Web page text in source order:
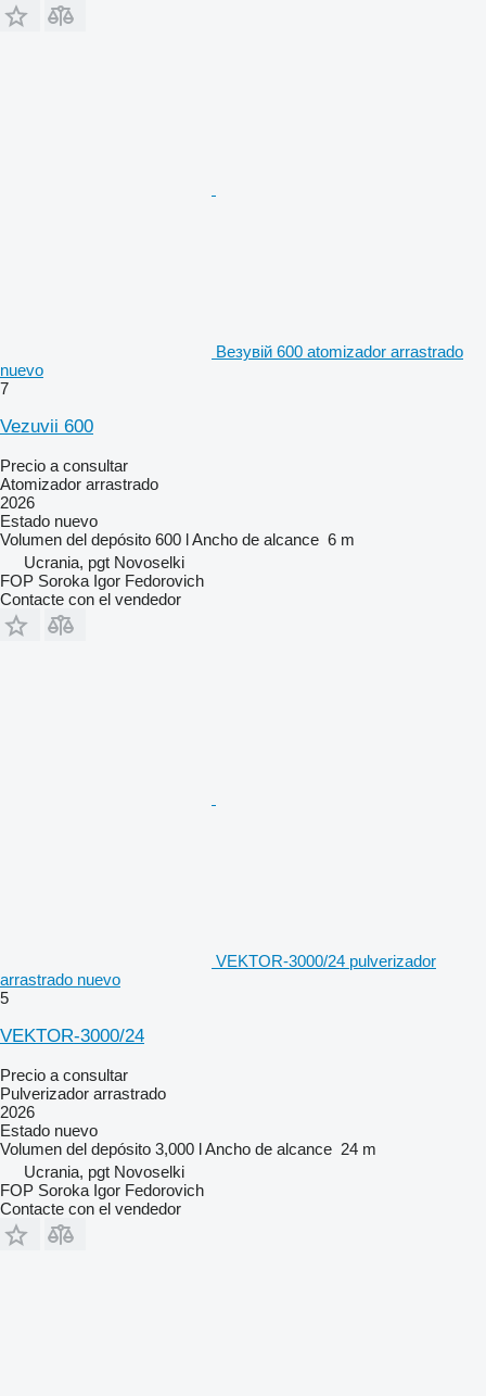
Везувій 600 atomizador arrastrado
nuevo
7
Vezuvii 600
Precio a consultar
Atomizador arrastrado
2026
Estado nuevo
Volumen del depósito 600 lAncho de alcance 6 m
Ucrania, pgt Novoselki
FOP Soroka Igor Fedorovich
Contacte con el vendedor
VEKTOR-3000/24 pulverizador
arrastrado nuevo
5
VEKTOR-3000/24
Precio a consultar
Pulverizador arrastrado
2026
Estado nuevo
Volumen del depósito 3,000 lAncho de alcance 24 m
Ucrania, pgt Novoselki
FOP Soroka Igor Fedorovich
Contacte con el vendedor